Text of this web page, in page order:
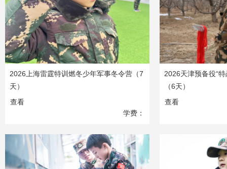
2026上海雷霆特训燃冬少年军事冬令营（7
天）
学费：
4280 元
查看
2026天津预备役“
（6天）
查看